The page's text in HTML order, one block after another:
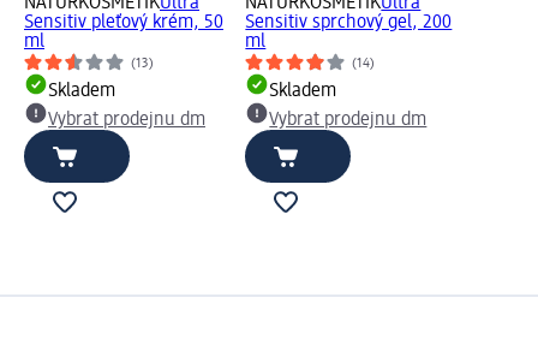
Sensitiv pleťový krém, 50
ml
(13)
Skladem
Vybrat prodejnu dm
Sensitiv sprchový gel, 200
ml
(14)
Skladem
Vybrat prodejnu dm